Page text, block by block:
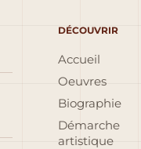
DÉCOUVRIR
Accueil
Oeuvres
Biographie
Démarche
artistique